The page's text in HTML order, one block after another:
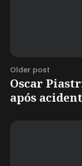
Older post
Oscar
após